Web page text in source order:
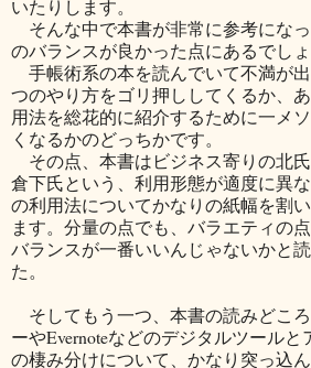
いたりします。
そんな中で本書が非常に参考にな
のバランスが良かった点にあるでしょ
手帳術系の本を読んでいて不満が
つのやり方をゴリ押ししてくるか、
用法を総花的に紹介するために一メ
くなるかのどっちかです。
その点、本書はビジネス寄りの北
倉下氏という、利用形態が適度に異
の利用法についてかなりの紙幅を割
ます。分量の点でも、バラエティの
バランスが一番いいんじゃないかと
た。
そしてもう一つ、本書の読みどこ
ーやEvernoteなどのデジタルツール
の棲み分けについて、かなり突っ込